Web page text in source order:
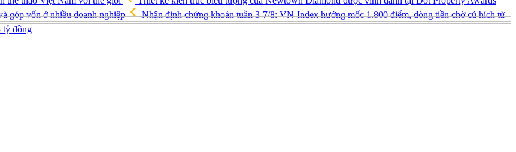
góp vốn ở nhiều doanh nghiệp
Nhận định chứng khoán tuần 3-7/8: VN-Index hướng mốc 1.800 điểm, dòng tiền chờ cú hích từ
tỷ đồng